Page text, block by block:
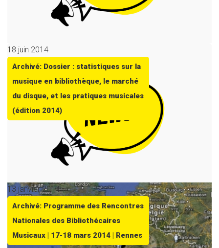
18 juin 2014
Archivé: Dossier : statistiques sur la
musique en bibliothèque, le marché
du disque, et les pratiques musicales
(édition 2014)
13 janvier 2014
Archivé: Programme des Rencontres
Nationales des Bibliothécaires
Musicaux | 17-18 mars 2014 | Rennes